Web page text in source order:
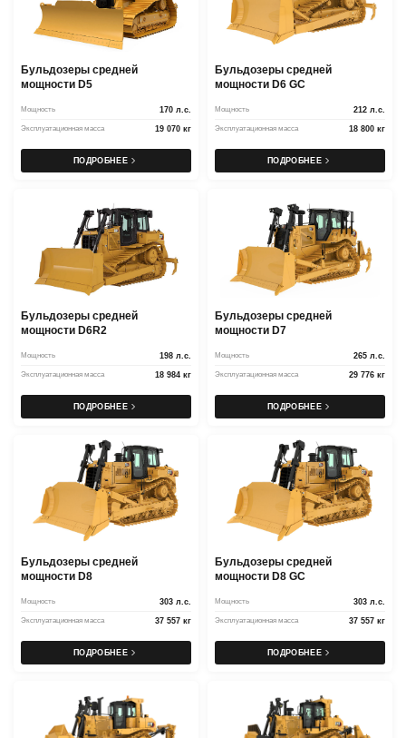
Бульдозеры средней
мощности D5
Мощность 170 л.с.
Эксплуатационная масса 19 070 кг
ПОДРОБНЕЕ
Бульдозеры средней
мощности D6 GC
Мощность 212 л.с.
Эксплуатационная масса 18 800 кг
ПОДРОБНЕЕ
Бульдозеры средней
мощности D6R2
Мощность 198 л.с.
Эксплуатационная масса 18 984 кг
ПОДРОБНЕЕ
Бульдозеры средней
мощности D7
Мощность 265 л.с.
Эксплуатационная масса 29 776 кг
ПОДРОБНЕЕ
Бульдозеры средней
мощности D8
Мощность 303 л.с.
Эксплуатационная масса 37 557 кг
ПОДРОБНЕЕ
Бульдозеры средней
мощности D8 GC
Мощность 303 л.с.
Эксплуатационная масса 37 557 кг
ПОДРОБНЕЕ